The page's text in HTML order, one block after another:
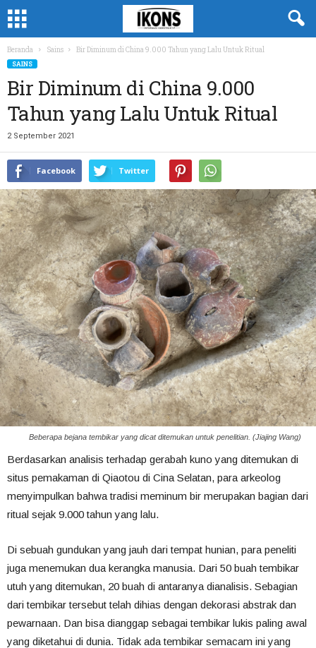
Beranda Sains Bir Diminum di China 9.000 Tahun yang Lalu Untuk Ritual
SAINS
Bir Diminum di China 9.000
Tahun yang Lalu Untuk Ritual
2 September 2021
Facebook Twitter
Beberapa bejana tembikar yang dicat ditemukan untuk penelitian. (Jiajing Wang)
Berdasarkan analisis terhadap gerabah kuno yang ditemukan di
situs pemakaman di Qiaotou di Cina Selatan, para arkeolog
menyimpulkan bahwa tradisi meminum bir merupakan bagian dari
ritual sejak 9.000 tahun yang lalu.
Di sebuah gundukan yang jauh dari tempat hunian, para peneliti
juga menemukan dua kerangka manusia. Dari 50 buah tembikar
utuh yang ditemukan, 20 buah di antaranya dianalisis. Sebagian
dari tembikar tersebut telah dihias dengan dekorasi abstrak dan
pewarnaan. Dan bisa dianggap sebagai tembikar lukis paling awal
yang diketahui di dunia. Tidak ada tembikar semacam ini yang